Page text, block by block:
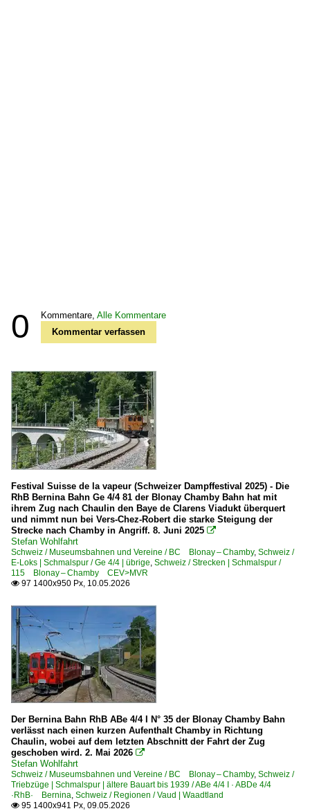
0 Kommentare, Alle Kommentare
Kommentar verfassen
Festival Suisse de la vapeur (Schweizer Dampffestival 2025) - Die
RhB Bernina Bahn Ge 4/4 81 der Blonay Chamby Bahn hat mit
ihrem Zug nach Chaulin den Baye de Clarens Viadukt überquert
und nimmt nun bei Vers-Chez-Robert die starke Steigung der
Strecke nach Chamby in Angriff. 8. Juni 2025 
Stefan Wohlfahrt
Schweiz / Museumsbahnen und Vereine / BC Blonay – Chamby, Schweiz /
E-Loks | Schmalspur / Ge 4/4 | übrige Schweiz / Strecken | Schmalspur /
115 Blonay – Chamby CEV>MVR
 97 1400x950 Px, 10.05.2026
Der Bernina Bahn RhB ABe 4/4 I N° 35 der Blonay Chamby Bahn
verlässt nach einen kurzen Aufenthalt Chamby in Richtung
Chaulin, wobei auf dem letzten Abschnitt der Fahrt der Zug
geschoben wird. 2. Mai 2026 
Stefan Wohlfahrt
Schweiz / Museumsbahnen und Vereine / BC Blonay – Chamby, Schweiz /
Triebzüge | Schmalspur | ältere Bauart bis 1939 / ABe 4/4 I · ABDe 4/4
·RhB· Bernina Schweiz / Regionen / Vaud | Waadtland
 95 1400x941 Px, 09.05.2026